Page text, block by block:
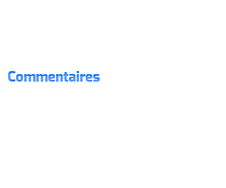
Commentaires